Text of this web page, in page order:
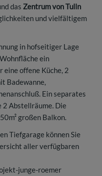
das Zentrum von Tulln
und vielfältigem
in hofseitiger Lage
ein
eine offene Küche, 2
Badewanne,
Ein separates
2 Abstellräume. Die
großen Balkon.
Tiefgarage können Sie
aller verfügbaren
junge-roemer